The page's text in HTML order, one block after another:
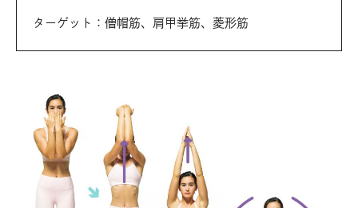
ターゲット：僧帽筋、肩甲挙筋、菱形筋